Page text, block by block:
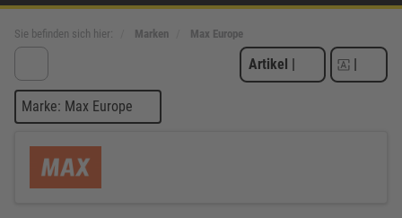
Sie befinden sich hier: Marken Max Europe
Artikel | |
Marke: Max Europe